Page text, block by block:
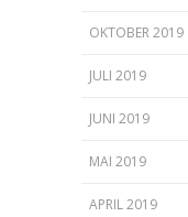
OKTOBER 2019
JULI 2019
JUNI 2019
MAI 2019
APRIL 2019